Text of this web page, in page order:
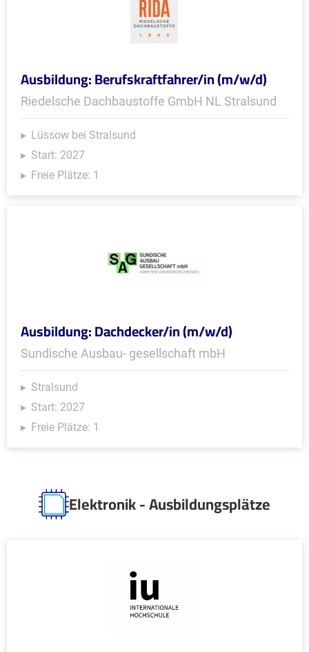
Ausbildung: Berufskraftfahrer/in (m/w/d)
Riedelsche Dachbaustoffe GmbH NL Stralsund
Lüssow bei Stralsund
Start: 2027
Freie Plätze: 1
Ausbildung: Dachdecker/in (m/w/d)
Sundische Ausbau- gesellschaft mbH
Stralsund
Start: 2027
Freie Plätze: 1
Elektronik - Ausbildungsplätze